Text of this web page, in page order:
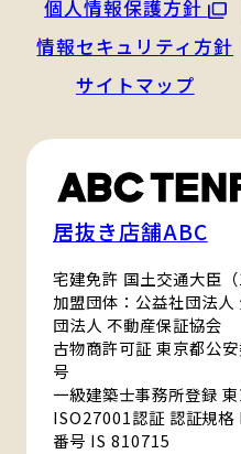
個人情報保護方針
情報セキュリティ方針
サイトマップ
居抜き店舗ABC
宅建免許 国土交通大臣
加盟団体：公益社団法
団法人 不動産保証協会
古物商許可証 東京都公
号
一級建築士事務所登録
ISO27001認証 認証規
番号 IS 810715